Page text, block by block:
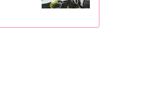
を行っ